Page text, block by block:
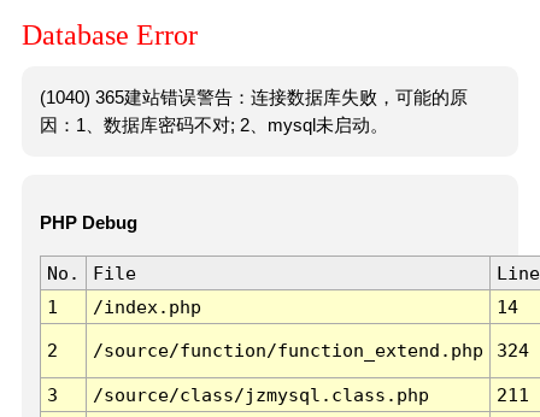
Database Error
(1040) 365建站错误警告：连接数据库失败，可能的原
因：1、数据库密码不对; 2、mysql未启动。
PHP Debug
No. File
Line
1
/index.php 14
2 /source/function/function_extend.php 324
3 /source/class/jzmysql.class.php
211